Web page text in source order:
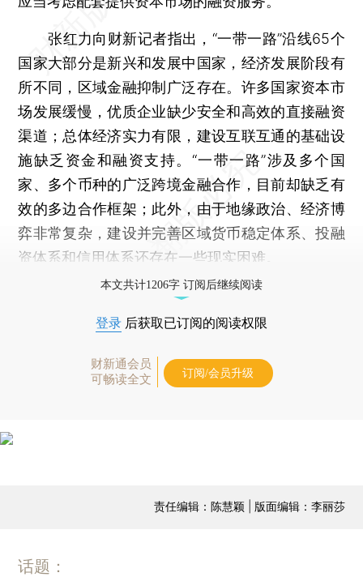
张红力向财新记者指出，“一带一路”沿线65个
国家大部分是新兴和发展中国家，经济发展阶段有
所不同，区域金融抑制广泛存在。许多国家资本市
场发展缓慢，优质企业缺少安全和高效的直接融资
渠道；总体经济实力有限，建设互联互通的基础设
施缺乏资金和融资支持。“一带一路”涉及多个国
家、多个币种的广泛跨境金融合作，目前却缺乏有
效的多边合作框架；此外，由于地缘政治、经济博
弈非常复杂，建设并完善区域货币稳定体系、投融
资体系和信用体系还存在一些现实困难。
本文共计1206字 订阅后继续阅读
登录 后获取已订阅的阅读权限
财新通会员
可畅读全文
订阅/会员升级
责任编辑：陈慧颖 | 版面编辑：李丽莎
话题：